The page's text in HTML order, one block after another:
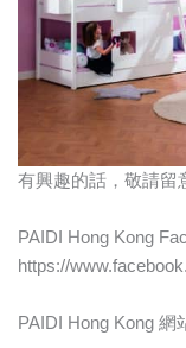
有興趣的話，敬請留
PAIDI Hong Kong
https://
PAIDI Hong Kong 網